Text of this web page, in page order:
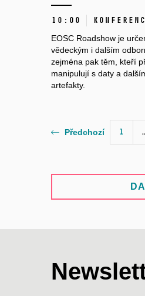
10:00
EOSC Roadshow je
vědeckým i dalším
zejména pak těm, kteří
manipulují s daty a
artefakty.
Předchozí 1